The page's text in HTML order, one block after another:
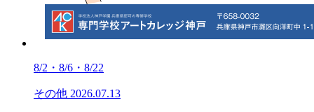
8/2・8/6・8/22
その他 2026.07.13